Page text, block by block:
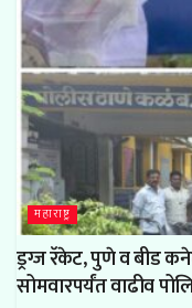
महाराष्ट्र
ड्रग्ज रॅकेट, पुणे व बीड
सोमवारपर्यंत वाढीव